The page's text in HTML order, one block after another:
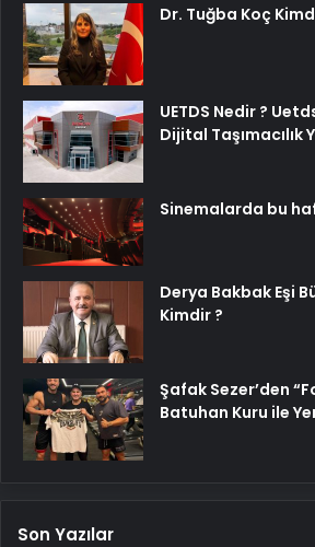
Dr. Tuğba Koç
UETDS Nedir ?
Dijital Taşımacılık
Sinemalarda bu
Derya Bakbak Eşi
Kimdir ?
Şafak Sezer’den
Batuhan Kuru ile
Son Yazılar